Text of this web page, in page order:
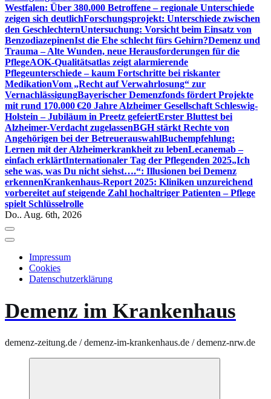
Westfalen: Über 380.000 Betroffene – regionale Unterschiede
zeigen sich deutlichForschungsprojekt: Unterschiede zwischen
den GeschlechternUntersuchung: Vorsicht beim Einsatz von
BenzodiazepinenIst die Ehe schlecht fürs Gehirn?Demenz und
Trauma – Alte Wunden, neue Herausforderungen für die
PflegeAOK-Qualitätsatlas zeigt alarmierende
Pflegeunterschiede – kaum Fortschritte bei riskanter
MedikationVom „Recht auf Verwahrlosung“ zur
VernachlässigungBayerischer Demenzfonds fördert Projekte
mit rund 170.000 €20 Jahre Alzheimer Gesellschaft Schleswig-
Holstein – Jubiläum in Preetz gefeiertErster Bluttest bei
Alzheimer-Verdacht zugelassenBGH stärkt Rechte von
Angehörigen bei der BetreuerauswahlBuchempfehlung:
Lernen mit der Alzheimerkrankheit zu lebenLecanemab –
einfach erklärtInternationaler Tag der Pflegenden 2025„Ich
sehe was, was Du nicht siehst….“: Illusionen bei Demenz
erkennenKrankenhaus-Report 2025: Kliniken unzureichend
vorbereitet auf steigende Zahl hochaltriger Patienten – Pflege
spielt Schlüsselrolle
Do.. Aug. 6th, 2026
Impressum
Cookies
Datenschutzerklärung
Demenz im Krankenhaus
demenz-zeitung.de / demenz-im-krankenhaus.de / demenz-nrw.de